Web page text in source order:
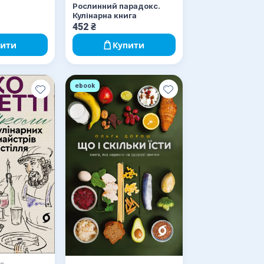
Рослинний парадокс.
Кулінарна книга
452 ₴
Купити
ebook